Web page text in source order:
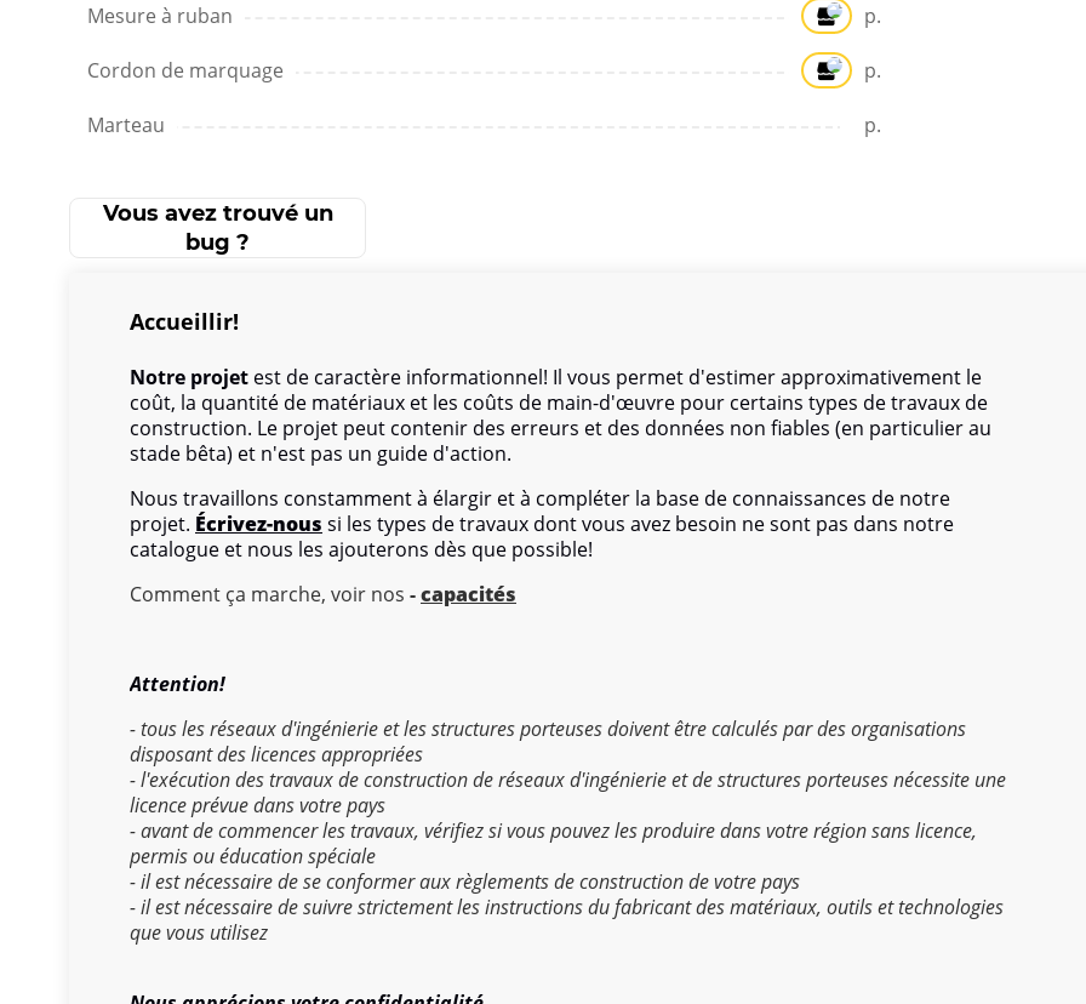
Mesure à ruban p.
Cordon de marquage p.
Marteau p.
Vous avez trouvé un
bug ?
Accueillir!
Notre projet est de caractère informationnel! Il vous permet d'estimer approximativement le
coût, la quantité de matériaux et les coûts de main-d'œuvre pour certains types de travaux de
construction. Le projet peut contenir des erreurs et des données non fiables (en particulier au
stade bêta) et n'est pas un guide d'action.
Nous travaillons constamment à élargir et à compléter la base de connaissances de notre
projet. Écrivez-nous si les types de travaux dont vous avez besoin ne sont pas dans notre
catalogue et nous les ajouterons dès que possible!
Comment ça marche, voir nos -capacités
Attention!
- tous les réseaux d'ingénierie et les structures porteuses doivent être calculés par des organisations
disposant des licences appropriées
- l'exécution des travaux de construction de réseaux d'ingénierie et de structures porteuses nécessite une
licence prévue dans votre pays
- avant de commencer les travaux, vérifiez si vous pouvez les produire dans votre région sans licence,
permis ou éducation spéciale
- il est nécessaire de se conformer aux règlements de construction de votre pays
- il est nécessaire de suivre strictement les instructions du fabricant des matériaux, outils et technologies
que vous utilisez